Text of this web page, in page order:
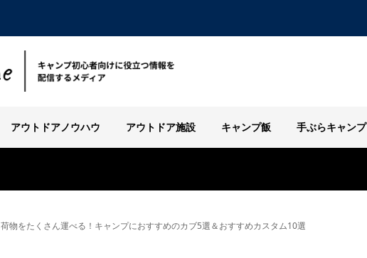
アウトドアノウハウ アウトドア施設 キャンプ飯 手ぶらキャンプ
荷物をたくさん運べる！キャンプにおすすめのカブ5選＆おすすめカスタム10選